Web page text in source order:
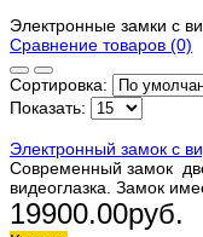
Электронные замки с
Сравнение товаров (0)
Сортировка:
Показать:
Электронный замок с
Современный замок
видеоглазка. Замок
19900.00руб.